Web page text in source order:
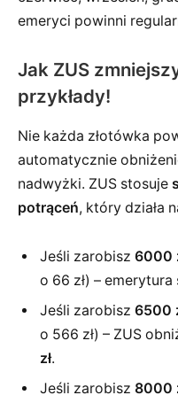
emeryci powinni
Jak ZUS
przykłady!
Nie każda złotówka
automatycznie
nadwyżki. ZUS stosuje
potrąceń, który działa
Jeśli zarobisz 6000
o 66 zł) –
Jeśli zarobisz 6500
o 566 zł) – ZUS
zł.
Jeśli zarobisz 8000